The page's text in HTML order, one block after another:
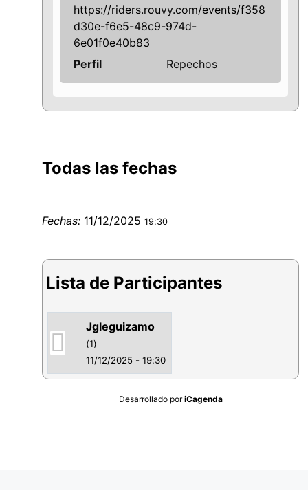
https://riders.rouvy.com/events/f358
d30e-f6e5-48c9-974d-
6e01f0e40b83
Perfil
Repechos
Todas las fechas
Fechas: 11/12/2025 19:30
Lista de Participantes
Jgleguizamo
(1)
11/12/2025 - 19:30
Desarrollado poriCagenda